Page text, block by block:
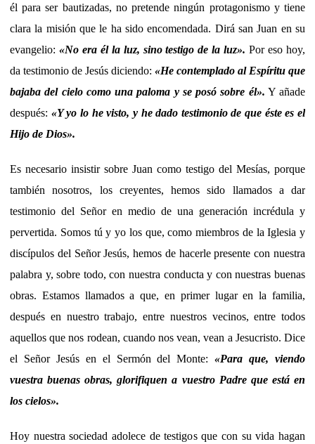
él para ser bautizadas, no pretende ningún protagonismo y tiene
clara la misión que le ha sido encomendada. Dirá san Juan en su
evangelio: «No era él la luz, sino testigo de la luz». Por eso hoy,
da testimonio de Jesús diciendo: «He contemplado al Espíritu que
bajaba del cielo como una paloma y se posó sobre él». Y añade
después: «Y yo lo he visto, y he dado testimonio de que éste es el
Hijo de Dios».
Es necesario insistir sobre Juan como testigo del Mesías, porque
también nosotros, los creyentes, hemos sido llamados a dar
testimonio del Señor en medio de una generación incrédula y
pervertida. Somos tú y yo los que, como miembros de la Iglesia y
discípulos del Señor Jesús, hemos de hacerle presente con nuestra
palabra y, sobre todo, con nuestra conducta y con nuestras buenas
obras. Estamos llamados a que, en primer lugar en la familia,
después en nuestro trabajo, entre nuestros vecinos, entre todos
aquellos que nos rodean, cuando nos vean, vean a Jesucristo. Dice
el Señor Jesús en el Sermón del Monte:«Para que, viendo
vuestra buenas obras, glorifiquen a vuestro Padre que está en
los cielos».
Hoy nuestra sociedad adolece de testigos que con su vida hagan